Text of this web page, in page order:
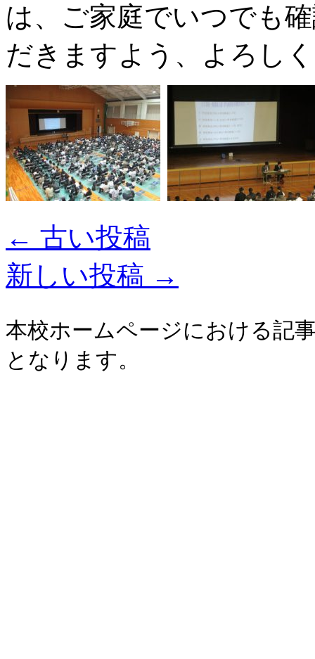
は、ご家庭でいつでも
だきますよう、よろし
← 古い投稿
新しい投稿 →
本校ホームページにおける記
となります。